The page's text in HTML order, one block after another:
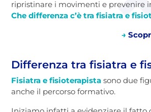
ripristinare i movimenti e prevenire
Che differenza c’è tra fisiatra e
→
Differenza tra fisiatra e
Fisiatra e fisioterapista sono due
anche il percorso formativo.